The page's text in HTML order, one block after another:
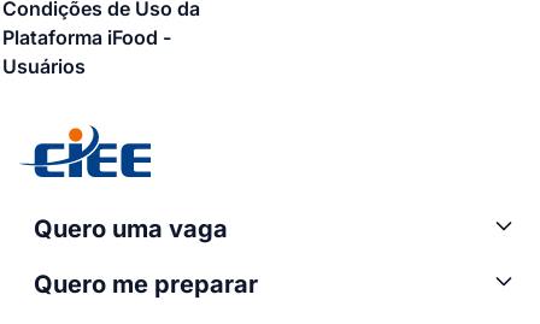
Condições de Uso da
Plataforma iFood -
Usuários
Quero uma vaga
Quero me preparar